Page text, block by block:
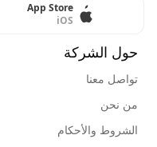
App Store
iOS
حول الشركة
تواصل معنا
من نحن
الشروط والأحكام